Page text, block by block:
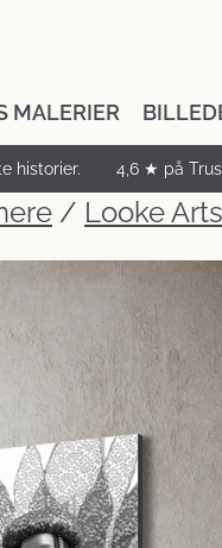
MALERIER
historier. 4,6 ★ på
/ Looke Arts